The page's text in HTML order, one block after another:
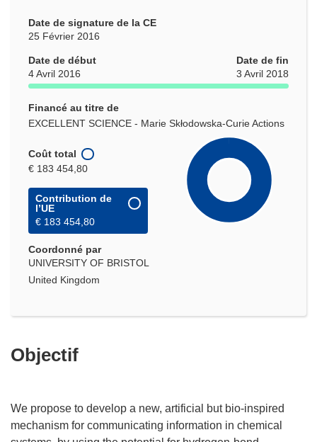
Date de signature de la CE
25 Février 2016
Date de début
4 Avril 2016
Date de fin
3 Avril 2018
Financé au titre de
EXCELLENT SCIENCE - Marie Skłodowska-Curie Actions
Coût total
€ 183 454,80
Contribution de
l’UE
€ 183 454,80
Coordonné par
UNIVERSITY OF BRISTOL
United Kingdom
Objectif
We propose to develop a new, artificial but bio-inspired
mechanism for communicating information in chemical